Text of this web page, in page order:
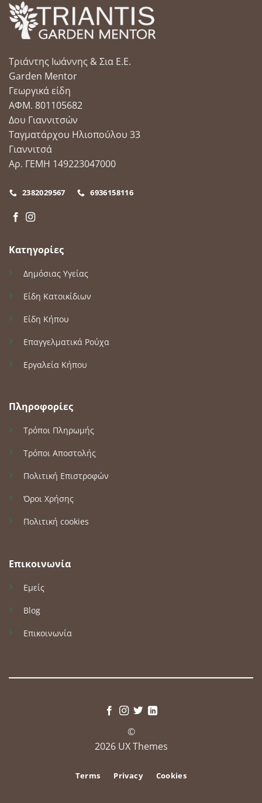
Οι
επιλογές
μπορούν
επιλεγούν
στη
σελίδα
του
προϊόντος
Τριάντης Ιωάννης & Σια Ε.Ε.
Garden Mentor
Γεωργικά είδη
ΑΦΜ. 801105682
Δου Γιαννιτσών
Ταγματάρχου Ηλιοπούλου 33
Γιαννιτσά
Αρ. ΓΕΜΗ 149223047000
2382029567 6936158116
Κατηγορίες
Δημόσιας Υγείας
Είδη Κατοικίδιων
Είδη Κήπου
Επαγγελματικά Ρούχα
Εργαλεία Κήπου
Πληροφορίες
Τρόποι Πληρωμής
Τρόποι Αποστολής
Πολιτική Επιστροφών
Όροι Χρήσης
Πολιτική cookies
Επικοινωνία
Εμείς
Blog
Επικοινωνία
©
2026 UX Themes
Terms Privacy Cookies